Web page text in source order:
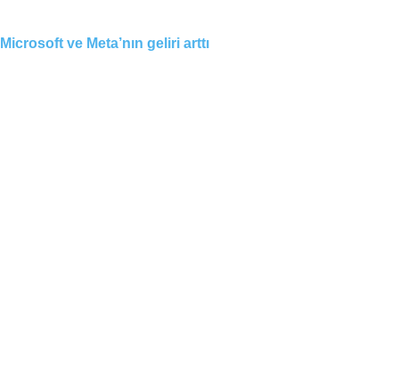
Microsoft ve Meta’nın geliri arttı